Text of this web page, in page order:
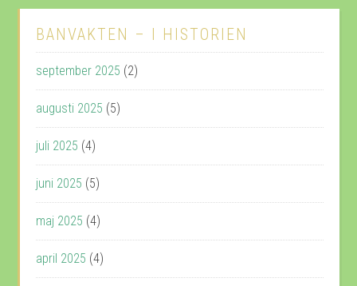
BANVAKTEN – I HISTORIEN
september 2025 (2)
augusti 2025 (5)
juli 2025 (4)
juni 2025 (5)
maj 2025 (4)
april 2025 (4)